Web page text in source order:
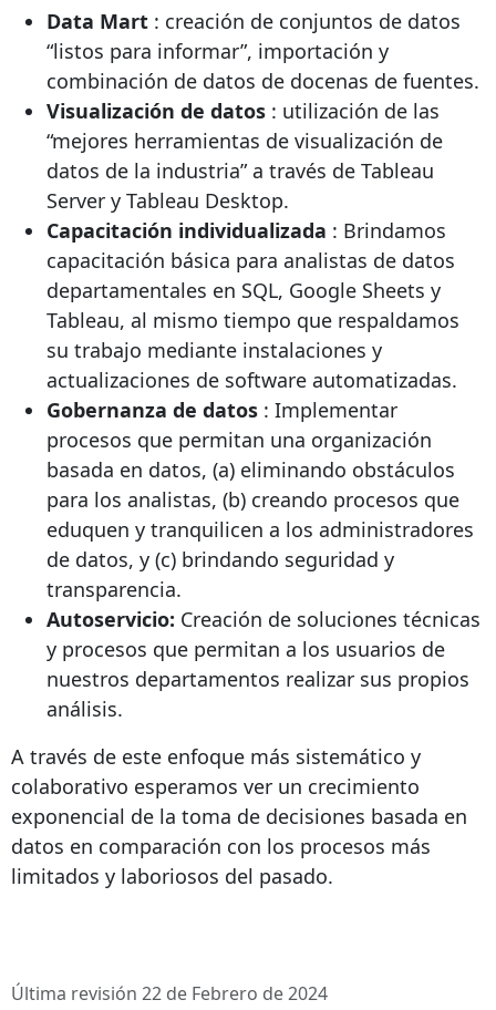
Data Mart : creación de conjuntos de datos
“listos para informar”, importación y
combinación de datos de docenas de fuentes.
Visualización de datos : utilización de las
“mejores herramientas de visualización de
datos de la industria” a través de Tableau
Server y Tableau Desktop.
Capacitación individualizada : Brindamos
capacitación básica para analistas de datos
departamentales en SQL, Google Sheets y
Tableau, al mismo tiempo que respaldamos
su trabajo mediante instalaciones y
actualizaciones de software automatizadas.
Gobernanza de datos : Implementar
procesos que permitan una organización
basada en datos, (a) eliminando obstáculos
para los analistas, (b) creando procesos que
eduquen y tranquilicen a los administradores
de datos, y (c) brindando seguridad y
transparencia.
Autoservicio: Creación de soluciones técnicas
y procesos que permitan a los usuarios de
nuestros departamentos realizar sus propios
análisis.
A través de este enfoque más sistemático y
colaborativo esperamos ver un crecimiento
exponencial de la toma de decisiones basada en
datos en comparación con los procesos más
limitados y laboriosos del pasado.
Última revisión 22 de Febrero de 2024